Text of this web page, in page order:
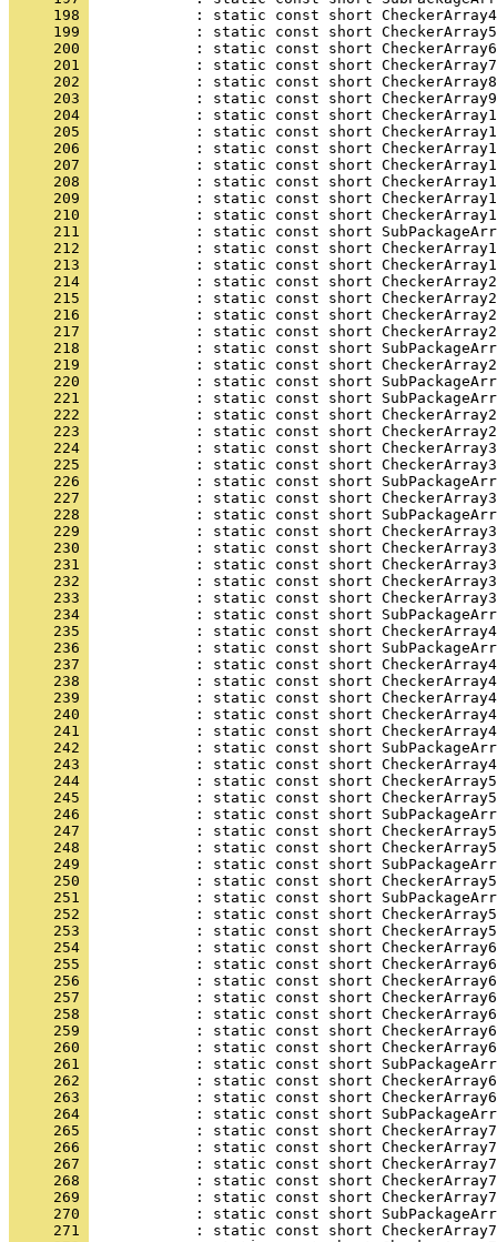
     198
     199
     200
     201
     202
     203
     204
     205
     206
     207
     208
     209
     210
     211
     212
     213
     214
     215
     216
     217
     218
     219
     220
     221
     222
     223
     224
     225
     226
     227
     228
     229
     230
     231
     232
     233
     234
     235
     236
     237
     238
     239
     240
     241
     242
     243
     244
     245
     246
     247
     248
     249
     250
     251
     252
     253
     254
     255
     256
     257
     258
     259
     260
     261
     262
     263
     264
     265
     266
     267
     268
     269
     270
     271